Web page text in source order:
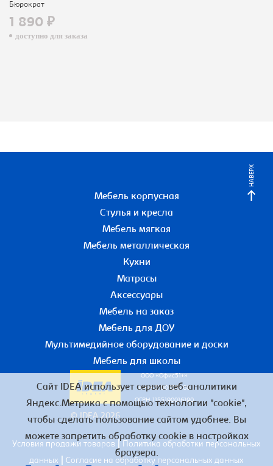
Бюрократ
1 890 ₽
доступно для заказа
НАВЕРХ
Мебель корпусная
Стулья и кресла
Мебель мягкая
Мебель металлическая
Кухни
Матрасы
Аксессуары
Мебель на заказ
Мебель для ДОУ
Мультимедийное оборудование и доски
Мебель для школы
© IDEA 2026
ООО «Офис51+»
ИНН 5190055780
ОГРН 1155190016190
Условия продажи товаров | Политика обработки персональных
данных
Согласие на обработку персональных данных
Сайт IDEA использует сервис веб-аналитики
Яндекс.Метрика с помощью технологии "cookie",
чтобы сделать пользование сайтом удобнее. Вы
можете запретить обработку cookie в настройках
браузера.